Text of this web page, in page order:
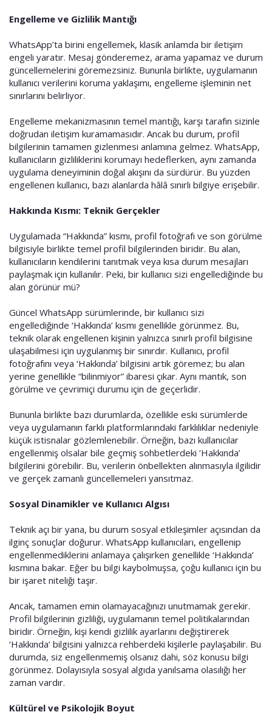
Engelleme ve Gizlilik Mantığı
WhatsApp’ta birini engellemek, klasik anlamda bir iletişim
engeli yaratır. Mesaj gönderemez, arama yapamaz ve durum
güncellemelerini göremezsiniz. Bununla birlikte, uygulamanın
kullanıcı verilerini koruma yaklaşımı, engelleme işleminin net
sınırlarını belirliyor.
Engelleme mekanizmasının temel mantığı, karşı tarafın sizinle
doğrudan iletişim kuramamasıdır. Ancak bu durum, profil
bilgilerinin tamamen gizlenmesi anlamına gelmez. WhatsApp,
kullanıcıların gizliliklerini korumayı hedeflerken, aynı zamanda
uygulama deneyiminin doğal akışını da sürdürür. Bu yüzden
engellenen kullanıcı, bazı alanlarda hâlâ sınırlı bilgiye erişebilir.
Hakkında Kısmı: Teknik Gerçekler
Uygulamada “Hakkında” kısmı, profil fotoğrafı ve son görülme
bilgisiyle birlikte temel profil bilgilerinden biridir. Bu alan,
kullanıcıların kendilerini tanıtmak veya kısa durum mesajları
paylaşmak için kullanılır. Peki, bir kullanıcı sizi engellediğinde bu
alan görünür mü?
Güncel WhatsApp sürümlerinde, bir kullanıcı sizi
engellediğinde ‘Hakkında’ kısmı genellikle görünmez. Bu,
teknik olarak engellenen kişinin yalnızca sınırlı profil bilgisine
ulaşabilmesi için uygulanmış bir sınırdır. Kullanıcı, profil
fotoğrafını veya ‘Hakkında’ bilgisini artık göremez; bu alan
yerine genellikle “bilinmiyor” ibaresi çıkar. Aynı mantık, son
görülme ve çevrimiçi durumu için de geçerlidir.
Bununla birlikte bazı durumlarda, özellikle eski sürümlerde
veya uygulamanın farklı platformlarındaki farklılıklar nedeniyle
küçük istisnalar gözlemlenebilir. Örneğin, bazı kullanıcılar
engellenmiş olsalar bile geçmiş sohbetlerdeki ‘Hakkında’
bilgilerini görebilir. Bu, verilerin önbellekten alınmasıyla ilgilidir
ve gerçek zamanlı güncellemeleri yansıtmaz.
Sosyal Dinamikler ve Kullanıcı Algısı
Teknik açı bir yana, bu durum sosyal etkileşimler açısından da
ilginç sonuçlar doğurur. WhatsApp kullanıcıları, engellenip
engellenmediklerini anlamaya çalışırken genellikle ‘Hakkında’
kısmına bakar. Eğer bu bilgi kaybolmuşsa, çoğu kullanıcı için bu
bir işaret niteliği taşır.
Ancak, tamamen emin olamayacağınızı unutmamak gerekir.
Profil bilgilerinin gizliliği, uygulamanın temel politikalarından
biridir. Örneğin, kişi kendi gizlilik ayarlarını değiştirerek
‘Hakkında’ bilgisini yalnızca rehberdeki kişilerle paylaşabilir. Bu
durumda, siz engellenmemiş olsanız dahi, söz konusu bilgi
görünmez. Dolayısıyla sosyal algıda yanılsama olasılığı her
zaman vardır.
Kültürel ve Psikolojik Boyut